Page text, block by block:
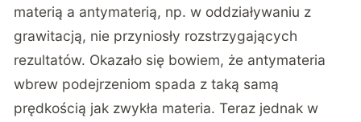
materią a antymaterią, np. w oddziaływaniu z
grawitacją, nie przyniosły rozstrzygających
rezultatów. Okazało się bowiem, że antymateria
wbrew podejrzeniom spada z taką samą
prędkością jak zwykła materia. Teraz jednak w